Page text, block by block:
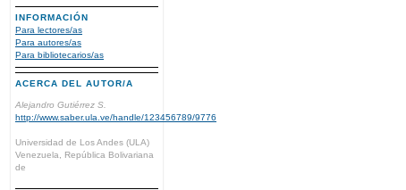
INFORMACIÓN
Para lectores/as
Para autores/as
Para bibliotecarios/as
ACERCA DEL AUTOR/A
Alejandro Gutiérrez S.
http://www.saber.ula.ve/handle/123456789/9776
Universidad de Los Andes (ULA)
Venezuela, República Bolivariana
de